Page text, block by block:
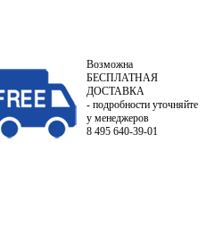
Возможна
БЕСПЛАТНАЯ
ДОСТАВКА
- подробности уточняйте
у менеджеров
8 495 640-39-01